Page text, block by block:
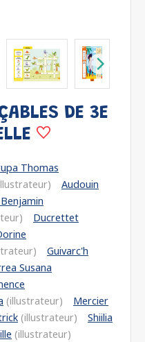
DE 3E
Thomas
Audouin
Ducrettet
Guivarc'h
Susana
(illustrateur)
Mercier
(illustrateur)
Shiilia
(illustrateur)